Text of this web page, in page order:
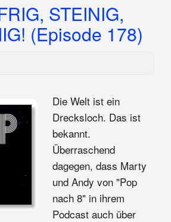
STEINIG,
(Episode 178)
Die Welt ist ein
Drecksloch. Das ist
bekannt.
Überraschend
dagegen, dass Marty
und Andy von "Pop
nach 8" in ihrem
Podcast auch über